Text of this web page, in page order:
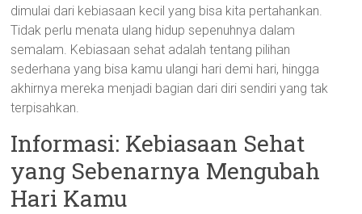
dimulai dari kebiasaan kecil yang bisa kita pertahankan.
Tidak perlu menata ulang hidup sepenuhnya dalam
semalam. Kebiasaan sehat adalah tentang pilihan
sederhana yang bisa kamu ulangi hari demi hari, hingga
akhirnya mereka menjadi bagian dari diri sendiri yang tak
terpisahkan.
Informasi: Kebiasaan Sehat
yang Sebenarnya Mengubah
Hari Kamu